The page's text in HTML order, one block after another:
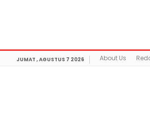
JUMAT , AGUSTUS 7 2026 About Us